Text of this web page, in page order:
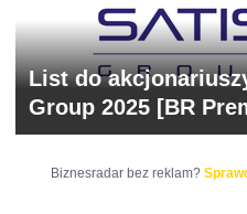
List do
Group 2025 [BR
Biznesradar bez reklam?